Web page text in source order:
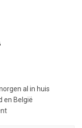
al in huis
en België